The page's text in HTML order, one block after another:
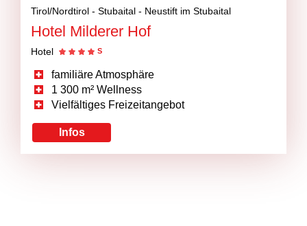
Tirol/Nordtirol - Stubaital - Neustift im Stubaital
Hotel Milderer Hof
Hotel S
familiäre Atmosphäre
1 300 m² Wellness
Vielfältiges Freizeitangebot
Infos